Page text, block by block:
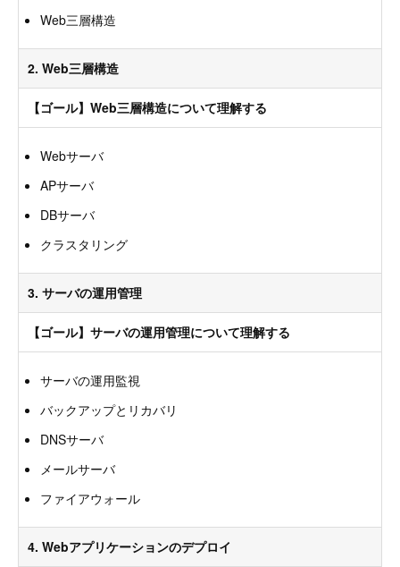
Web三層構造
2. Web三層構造
【ゴール】Web三層構造について理解する
Webサーバ
APサーバ
DBサーバ
クラスタリング
3. サーバの運用管理
【ゴール】サーバの運用管理について理解する
サーバの運用監視
バックアップとリカバリ
DNSサーバ
メールサーバ
ファイアウォール
4. Webアプリケーションのデプロイ